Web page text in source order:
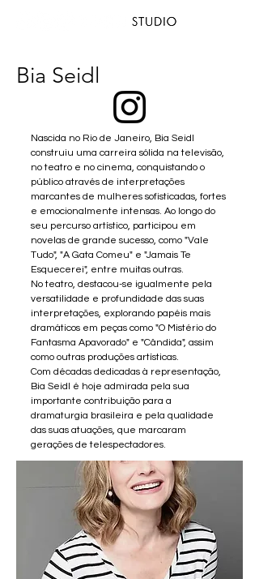
Bia Seidl
Nascida no Rio de Janeiro, Bia Seidl
construiu uma carreira sólida na televisão,
no teatro e no cinema, conquistando o
público através de interpretações
marcantes de mulheres sofisticadas, fortes
e emocionalmente intensas. Ao longo do
seu percurso artístico, participou em
novelas de grande sucesso, como "Vale
Tudo", "A Gata Comeu" e "Jamais Te
Esquecerei", entre muitas outras.
No teatro, destacou-se igualmente pela
versatilidade e profundidade das suas
interpretações, explorando papéis mais
dramáticos em peças como "O Mistério do
Fantasma Apavorado" e "Cândida", assim
como outras produções artísticas.
Com décadas dedicadas à representação,
Bia Seidl é hoje admirada pela sua
importante contribuição para a
dramaturgia brasileira e pela qualidade
das suas atuações, que marcaram
gerações de telespectadores.